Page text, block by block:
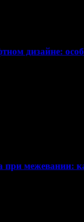
дизайне:
при межевании: